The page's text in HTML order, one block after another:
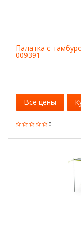
Палатка с
009391
0
Все цены